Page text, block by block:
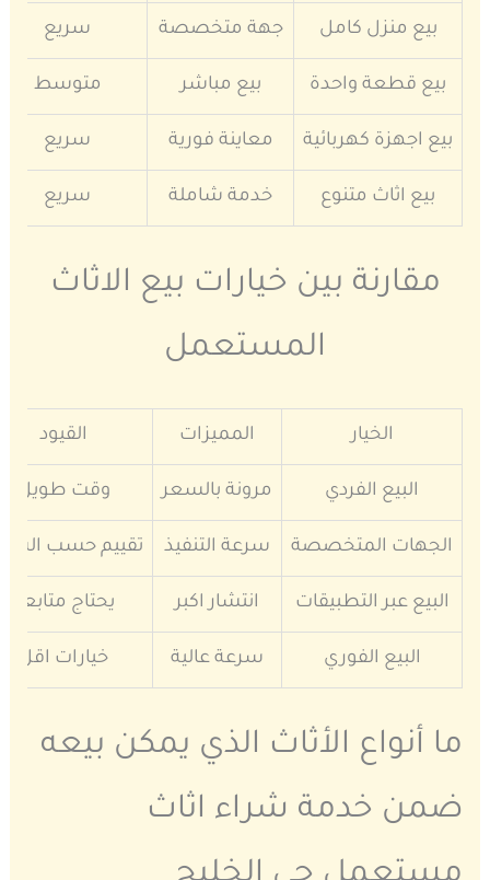
بيع منزل كامل جهة متخصصة سريع
بيع قطعة واحدة بيع مباشر متوسط
بيع اجهزة كهربائية معاينة فورية سريع
بيع اثاث متنوع خدمة شاملة سريع
مقارنة بين خيارات بيع الاثاث
المستعمل
الخيار المميزات القيود
البيع الفردي مرونة بالسعر وقت طويل
الجهات المتخصصة سرعة التنفيذ تقييم حسب
البيع عبر التطبيقات انتشار اكبر يحتاج متابعة
البيع الفوري سرعة عالية خيارات اقل
ما أنواع الأثاث الذي يمكن بيعه
ضمن خدمة شراء اثاث